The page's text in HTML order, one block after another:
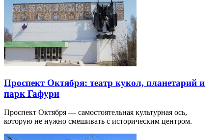
Проспект Октября: театр кукол, планетарий и
парк Гафури
Проспект Октября — самостоятельная культурная ось,
которую не нужно смешивать с историческим центром.